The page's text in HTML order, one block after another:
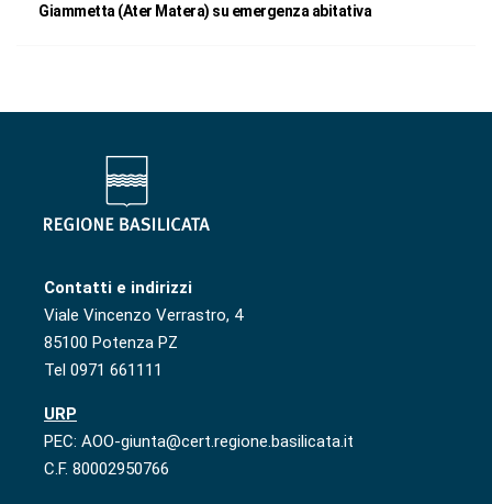
Giammetta (Ater Matera) su emergenza abitativa
Contatti e indirizzi
Viale Vincenzo Verrastro, 4
85100 Potenza PZ
Tel 0971 661111
URP
PEC: AOO-giunta@cert.regione.basilicata.it
C.F. 80002950766